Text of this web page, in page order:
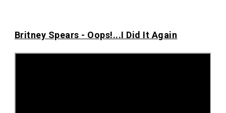
Britney Spears - Oops!...I Did It Again